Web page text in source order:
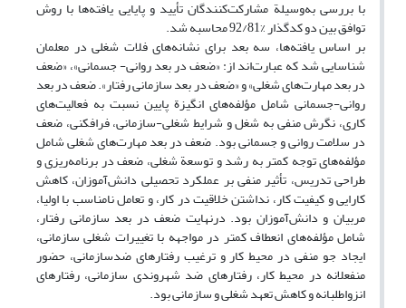
با بررسی به‌وسیلة مشارکت‌کنندگان تأیید و پایایی یافته‌ها با روش
توافق بین دو کدگذار %92/81 محاسبه شد.
بر اساس یافته‌ها، سه بعد برای نشانه‌های فلات شغلی در معلمان
شناسایی شد که عبارت‌اند از: «ضعف در بعد روانی- جسمانی»، «ضعف
در بعد مهارت‌های شغلی» و «ضعف در بعد سازمانی رفتار». ضعف در بعد
روانی-جسمانی شامل مؤلفه‌های انگیزة پایین نسبت به فعالیت‌های
کاری، نگرش منفی به شغل و شرایط شغلی-سازمانی، فرافکنی، ضعف
در سلامت روانی و جسمانی بود. ضعف در بعد مهارت‌های شغلی شامل
مؤلفه‌های توجه کمتر به رشد و توسعة شغلی، ضعف در برنامه‌ریزی و
طراحی تدریس، تأثیر منفی بر عملکرد تحصیلی دانش‌آموزان، کاهش
کارایی و کیفیت کار، نداشتن خلاقیت در کار، و تعامل نامناسب با اولیا،
مربیان و دانش‌آموزان بود. درنهایت ضعف در بعد سازمانی رفتار،
شامل مؤلفه‌های انعطاف کمتر در مواجهه با تغییرات شغلی سازمانی،
ایجاد جو منفی در محیط کار و ترغیب رفتارهای ضد‌سازمانی، حضور
منفعلانه در محیط کار، رفتارهای ضد شهروندی سازمانی، رفتارهای
انزواطلبانه و کاهش تعهد شغلی و سازمانی بود.